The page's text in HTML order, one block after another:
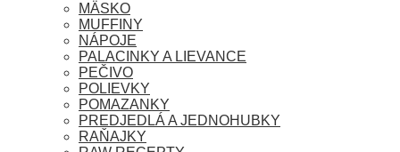
MÄSKO
MUFFINY
NÁPOJE
PALACINKY A LIEVANCE
PEČIVO
POLIEVKY
POMAZANKY
PREDJEDLÁ A JEDNOHUBKY
RAŇAJKY